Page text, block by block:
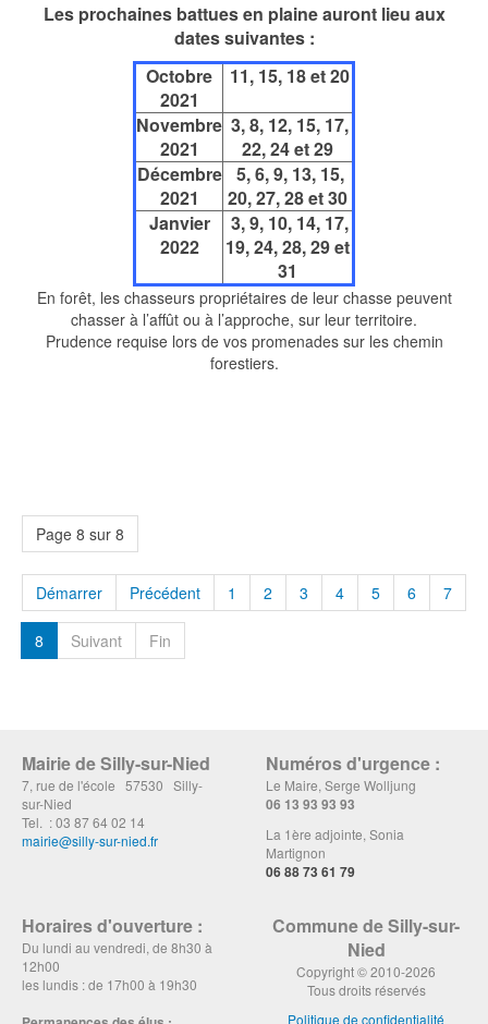
Les prochaines battues en plaine auront lieu aux
dates suivantes :
Octobre
2021
11, 15, 18 et 20
Novembre
2021
3, 8, 12, 15, 17,
22, 24 et 29
Décembre
2021
5, 6, 9, 13, 15,
20, 27, 28 et 30
Janvier
2022
3, 9, 10, 14, 17,
19, 24, 28, 29 et
31
En forêt, les chasseurs propriétaires de leur chasse peuvent
chasser à l’affût ou à l’approche, sur leur territoire.
Prudence requise lors de vos promenades sur les chemin
forestiers.
Page 8 sur 8
Démarrer Précédent 1 2 3 4 5 6 7
8 Suivant Fin
Mairie de Silly-sur-Nied
7, rue de l'école 57530 Silly-
sur-Nied
Tel. : 03 87 64 02 14
mairie@silly-sur-nied.fr
Numéros d'urgence :
Le Maire, Serge Wolljung
06 13 93 93 93
La 1ère adjointe, Sonia
Martignon
06 88 73 61 79
Horaires d'ouverture :
Du lundi au vendredi, de 8h30 à
12h00
les lundis : de 17h00 à 19h30
Commune de Silly-sur-
Nied
Copyright © 2010-2026
Tous droits réservés
Politique de confidentialité